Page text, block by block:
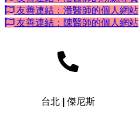
友善連結：潘醫師的個人網站
友善連結：陳醫師的個人網站
台北 | 傑尼斯